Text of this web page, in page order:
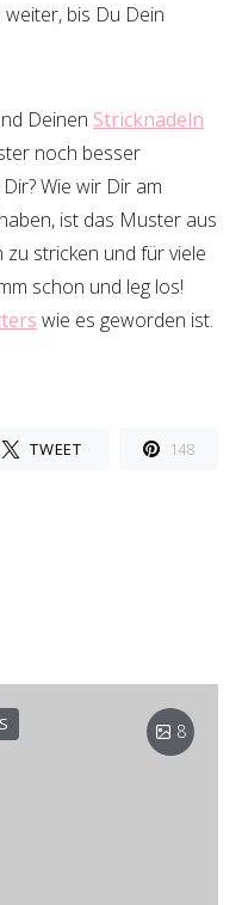
bis Du Dein
Deinen Stricknadeln
noch besser
Wie wir Dir am
ist das Muster aus
zu stricken und für viele
schon und leg los!
wie es geworden ist.
TWEET 148
8